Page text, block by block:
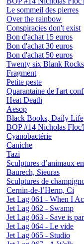
Le sommeil des pierres
Over the rainbow
Conspiracies don't exist
Bon d'achat 15 euros
Bon d'achat 30 euros
Bon d'achat 50 euros
Twenty six Blank Rocks
Fragment
Petite peste
Quarantaine de l'art
Heat Death
Aesop
Black Books, Daily Life
BOP #14 Nicholas
Cyanobactérie
Caniche
Tazi
Sculptures d’animaux
Baurech, Sieuras
Sculptures de
Cernin-de-l’Herm, Ci
Jet Lag 061 - When I
Jet Lag 062 - Swamp
Jet Lag 063 - Save is
Jet Lag 064 - Le vide
Jet Lag 065 - Studio